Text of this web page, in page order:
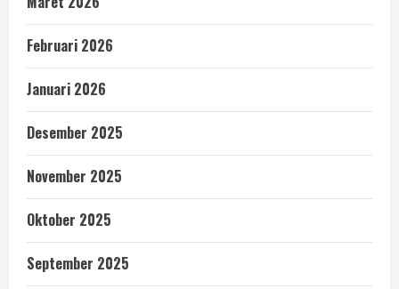
Februari 2026
Januari 2026
Desember 2025
November 2025
Oktober 2025
September 2025